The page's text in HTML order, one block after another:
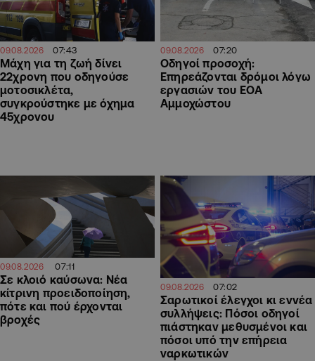
09.08.2026 07:43
Μάχη για τη ζωή δίνει
22χρονη που οδηγούσε
μοτοσικλέτα,
συγκρούστηκε με όχημα
45χρονου
09.08.2026 07:20
Οδηγοί προσοχή:
Επηρεάζονται δρόμοι λόγω
εργασιών του ΕΟΑ
Αμμοχώστου
09.08.2026 07:11
Σε κλοιό καύσωνα: Νέα
κίτρινη προειδοποίηση,
πότε και πού έρχονται
βροχές
09.08.2026 07:02
Σαρωτικοί έλεγχοι κι εννέα
συλλήψεις: Πόσοι οδηγοί
πιάστηκαν μεθυσμένοι και
πόσοι υπό την επήρεια
ναρκωτικών